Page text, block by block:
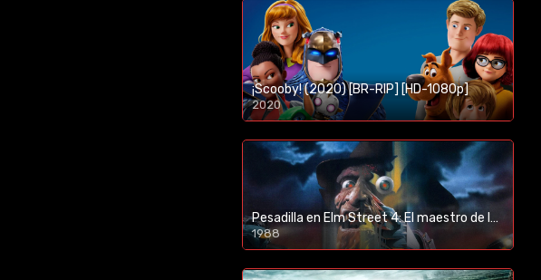
¡Scooby! (2020) [BR-RIP] [HD-1080p]
2020
1080p/720p
Pesadilla en Elm Street 4: El maestro de los sueños (1988) [BR-RIP] [HD-1080p]
1988